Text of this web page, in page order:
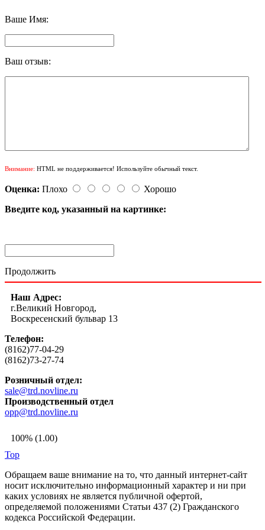
Ваше Имя:
Ваш отзыв:
Внимание: HTML не поддерживается! Используйте обычный текст.
Оценка: Плохо
Хорошо
Введите код, указанный на картинке:
Продолжить
Наш Адрес:
г.Великий Новгород,
Воскресенский бульвар 13
Телефон:
(8162)77-04-29
(8162)73-27-74
Розничный отдел:
sale@trd.novline.ru
Производственный отдел
opp@trd.novline.ru
100% (1.00)
Top
Обращаем ваше внимание на то, что данный интернет-сайт
носит исключительно информационный характер и ни при
каких условиях не является публичной офертой,
определяемой положениями Статьи 437 (2) Гражданского
кодекса Российской Федерации.